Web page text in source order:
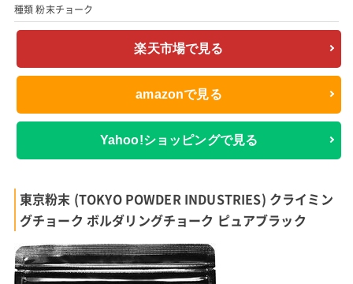
種類 粉末チョーク
楽天市場で見る
amazonで見る
Yahoo!ショッピングで見る
東京粉末 (TOKYO POWDER INDUSTRIES) クライミン
グチョーク ボルダリングチョーク ピュアブラック